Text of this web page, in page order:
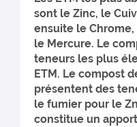
sont le Zinc, le
ensuite le
le Mercure. Le
teneurs les plus
ETM. Le compost
présentent des
le fumier pour le
constitue un